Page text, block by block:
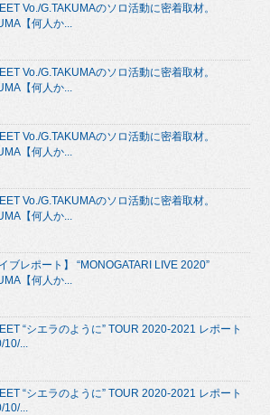
Vo./G.TAKUMAのソロ活動に密着取材。
【何人か...
Vo./G.TAKUMAのソロ活動に密着取材。
【何人か...
Vo./G.TAKUMAのソロ活動に密着取材。
【何人か...
Vo./G.TAKUMAのソロ活動に密着取材。
【何人か...
イブレポート】 “MONOGATARI LIVE 2020”
【何人か...
“シエラのように” TOUR 2020-2021 レポート
10/...
“シエラのように” TOUR 2020-2021 レポート
10/...